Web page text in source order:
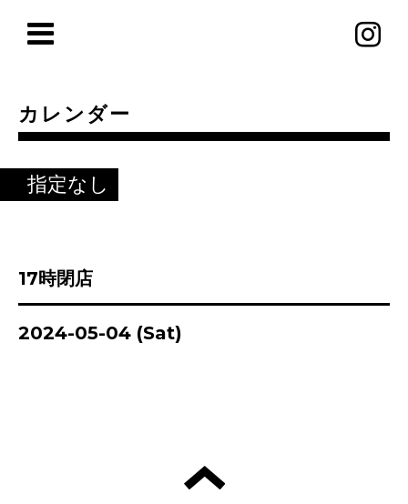
カレンダー
指定なし
17時閉店
2024-05-04 (Sat)